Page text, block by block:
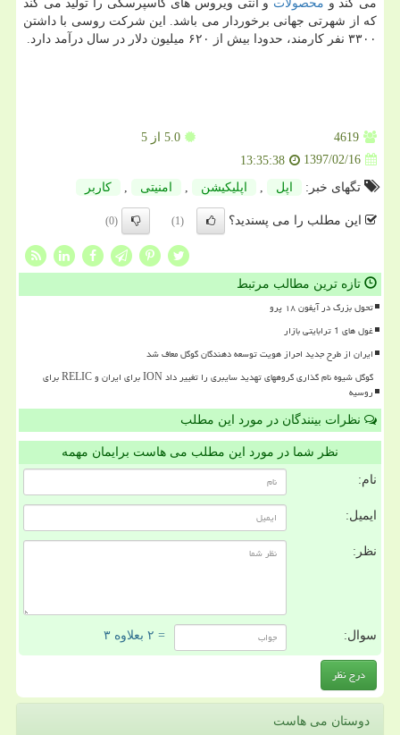
می كند و محصولات و آنتی ویروس های كاسپرسكی را تولید می كند
كه از شهرتی جهانی برخوردار می باشد. این شركت روسی با داشتن
۳۳۰۰ نفر كارمند، حدودا بیش از ۶۲۰ میلیون دلار در سال درآمد دارد.
4619
5.0 از 5
1397/02/16
13:35:38
تگهای خبر:
اپل اپلیكیشن امنیتی كاربر
این مطلب را می پسندید؟ (1)
(0)
تازه ترین مطالب مرتبط
تحول بزرگ در آیفون ۱۸ پرو
غول های 1 ترابایتی بازار
ایران از طرح جدید احراز هویت توسعه دهندگان گوگل معاف شد
گوگل شیوه نام گذاری گروههای تهدید سایبری را تغییر داد ION برای ایران و RELIC برای
روسیه
نظرات بینندگان در مورد این مطلب
نظر شما در مورد این مطلب می هاست برایمان مهمه
نام:
ایمیل:
نظر:
سوال: = ۲ بعلاوه ۳
دوستان می هاست